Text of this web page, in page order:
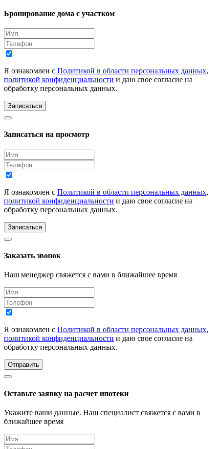
Бронирование дома с участком
Я ознакомлен с Политикой в области персональных данных,
политикой конфиденциальности и даю свое согласие на
обработку персональных данных.
Записаться
Записаться на просмотр
Я ознакомлен с Политикой в области персональных данных,
политикой конфиденциальности и даю свое согласие на
обработку персональных данных.
Записаться
Заказать звонок
Наш менеджер свяжется с вами в ближайшее время
Я ознакомлен с Политикой в области персональных данных,
политикой конфиденциальности и даю свое согласие на
обработку персональных данных.
Отправить
Оставьте заявку на расчет ипотеки
Укажите ваши данные. Наш специалист свяжется с вами в
ближайшее время